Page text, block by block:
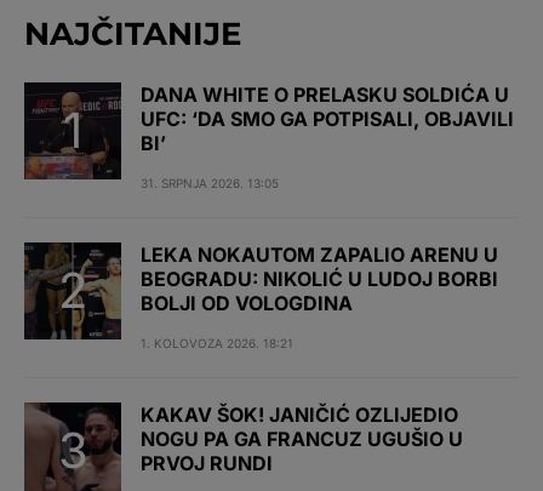
NAJČITANIJE
DANA WHITE O PRELASKU SOLDIĆA U
UFC: ‘DA SMO GA POTPISALI, OBJAVILI
BI’
31. SRPNJA 2026. 13:05
LEKA NOKAUTOM ZAPALIO ARENU U
BEOGRADU: NIKOLIĆ U LUDOJ BORBI
BOLJI OD VOLOGDINA
1. KOLOVOZA 2026. 18:21
KAKAV ŠOK! JANIČIĆ OZLIJEDIO
NOGU PA GA FRANCUZ UGUŠIO U
PRVOJ RUNDI